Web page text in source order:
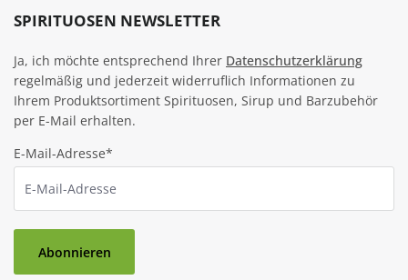
SPIRITUOSEN NEWSLETTER
Ja, ich möchte entsprechend Ihrer Datenschutzerklärung
regelmäßig und jederzeit widerruflich Informationen zu
Ihrem Produktsortiment Spirituosen, Sirup und Barzubehör
per E-Mail erhalten.
E-Mail-Adresse*
Abonnieren